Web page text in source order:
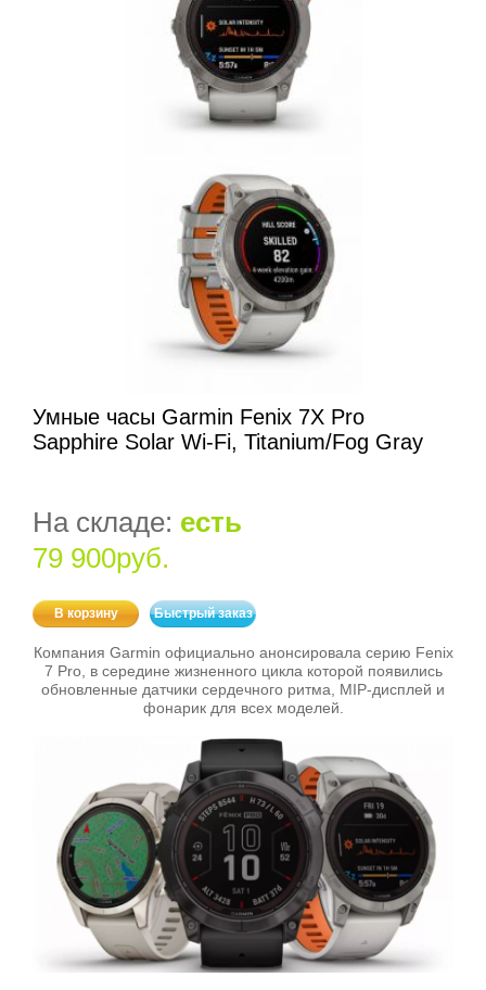
Умные часы Garmin Fenix 7X Pro
Sapphire Solar Wi-Fi, Titanium/Fog Gray
На складе: есть
79 900руб.
В корзину Быстрый заказ
Компания Garmin официально анонсировала серию Fenix
7 Pro, в середине жизненного цикла которой появились
обновленные датчики сердечного ритма, MIP-дисплей и
фонарик для всех моделей.